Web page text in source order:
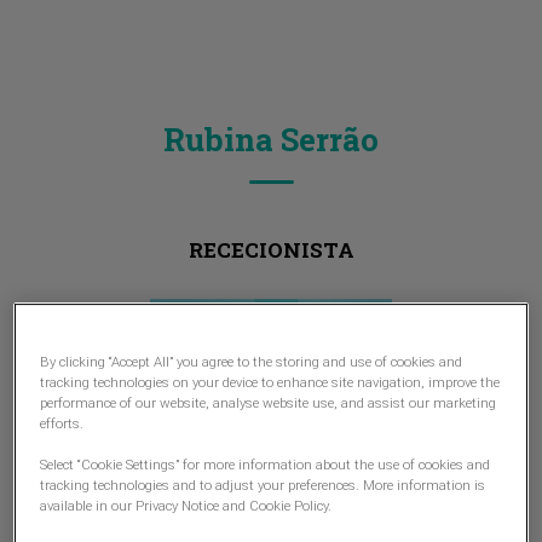
Rubina Serrão
RECECIONISTA
By clicking “Accept All” you agree to the storing and use of cookies and
tracking technologies on your device to enhance site navigation, improve the
performance of our website, analyse website use, and assist our marketing
efforts.
Select “Cookie Settings” for more information about the use of cookies and
tracking technologies and to adjust your preferences. More information is
available in our Privacy Notice and Cookie Policy.